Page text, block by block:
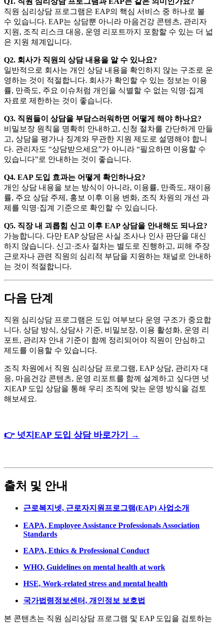
직원 심리상담 프로그램은 EAP의 핵심 서비스 중 하나로 볼
수 있습니다. EAP는 상담뿐 아니라 마음건강 콘텐츠, 관리자
지원, 조직 리스크 대응, 운영 리포트까지 포함할 수 있는 더 넓
은 지원 체계입니다.
Q2. 회사가 직원의 상담 내용을 알 수 있나요?
일반적으로 회사는 개인 상담 내용을 확인하지 않는 구조로 운
영하는 것이 적절합니다. 회사가 확인할 수 있는 정보는 이용
률, 만족도, 주요 이슈처럼 개인을 식별할 수 없는 익명·집계
자료로 제한하는 것이 좋습니다.
Q3. 직원들이 상담을 부담스러워하면 어떻게 해야 하나요?
비밀보장 원칙을 명확히 안내하고, 신청 절차를 간단하게 만들
고, 상담을 평가나 징계와 무관한 지원 제도로 설명해야 합니
다. 관리자도 “상담받으세요”가 아니라 “필요하면 이용할 수
있습니다”로 안내하는 것이 좋습니다.
Q4. EAP 도입 효과는 어떻게 확인하나요?
개인 상담 내용을 보는 방식이 아니라, 이용률, 만족도, 재이용
률, 주요 상담 주제, 홍보 이후 이용 변화, 조직 차원의 개선 과
제를 익명·집계 기준으로 확인할 수 있습니다.
Q5. 직장 내 괴롭힘 신고 이후 EAP 상담을 안내해도 되나요?
가능합니다. 다만 EAP 상담은 사실 조사나 인사 판단을 대신
하지 않습니다. 신고·조사 절차는 별도로 진행하고, 피해 주장
근로자나 관련 직원의 심리적 부담을 지원하는 채널로 안내하
는 것이 적절합니다.
다음 단계
직원 심리상담 프로그램은 도입 여부보다 운영 구조가 중요합
니다. 상담 방식, 상담사 기준, 비밀보장, 이용 활성화, 운영 리
포트, 관리자 안내 기준이 함께 정리되어야 직원이 안심하고
제도를 이용할 수 있습니다.
조직 차원에서 직원 심리상담 프로그램, EAP 상담, 관리자 대
응, 마음건강 콘텐츠, 운영 리포트를 함께 설계하고 싶다면 넛
지EAP 도입 상담을 통해 우리 조직에 맞는 운영 방식을 검토
해보세요.
👉 넛지EAP 도입 상담 바로가기 →
출처 및 안내
근로복지넷, 근로자지원프로그램(EAP) 사업소개
EAPA, Employee Assistance Professionals Association
Standards
EAPA, Ethics & Professional Conduct
WHO, Guidelines on mental health at work
HSE, Work-related stress and mental health
국가법령정보센터, 개인정보 보호법
본 콘텐츠는 직원 심리상담 프로그램 및 EAP 도입을 검토하는